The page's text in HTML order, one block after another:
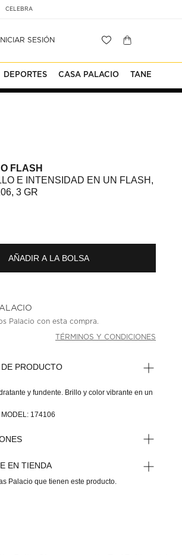
CELEBRA
INICIAR SESIÓN
DEPORTES CASA PALACIO TANE
FLASH
E INTENSIDAD EN UN FLASH,
3 GR
AÑADIR A LA BOLSA
Palacio con esta compra.
TÉRMINOS Y CONDICIONES
PRODUCTO
y fundente. Brillo y color vibrante en un
MODEL: 174106
EN TIENDA
Palacio que tienen este producto.